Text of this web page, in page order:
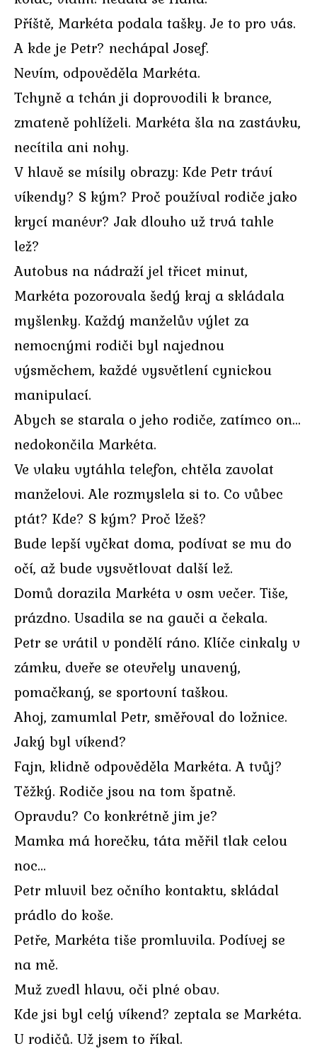
Příště, Markéta podala tašky. Je to pro vás.
A kde je Petr? nechápal Josef.
Nevím, odpověděla Markéta.
Tchyně a tchán ji doprovodili k brance,
zmateně pohlíželi. Markéta šla na zastávku,
necítila ani nohy.
V hlavě se mísily obrazy: Kde Petr tráví
víkendy? S kým? Proč používal rodiče jako
krycí manévr? Jak dlouho už trvá tahle
lež?
Autobus na nádraží jel třicet minut,
Markéta pozorovala šedý kraj a skládala
myšlenky. Každý manželův výlet za
nemocnými rodiči byl najednou
výsměchem, každé vysvětlení cynickou
manipulací.
Abych se starala o jeho rodiče, zatímco on…
nedokončila Markéta.
Ve vlaku vytáhla telefon, chtěla zavolat
manželovi. Ale rozmyslela si to. Co vůbec
ptát? Kde? S kým? Proč lžeš?
Bude lepší vyčkat doma, podívat se mu do
očí, až bude vysvětlovat další lež.
Domů dorazila Markéta v osm večer. Tiše,
prázdno. Usadila se na gauči a čekala.
Petr se vrátil v pondělí ráno. Klíče cinkaly v
zámku, dveře se otevřely unavený,
pomačkaný, se sportovní taškou.
Ahoj, zamumlal Petr, směřoval do ložnice.
Jaký byl víkend?
Fajn, klidně odpověděla Markéta. A tvůj?
Těžký. Rodiče jsou na tom špatně.
Opravdu? Co konkrétně jim je?
Mamka má horečku, táta měřil tlak celou
noc…
Petr mluvil bez očního kontaktu, skládal
prádlo do koše.
Petře, Markéta tiše promluvila. Podívej se
na mě.
Muž zvedl hlavu, oči plné obav.
Kde jsi byl celý víkend? zeptala se Markéta.
U rodičů. Už jsem to říkal.